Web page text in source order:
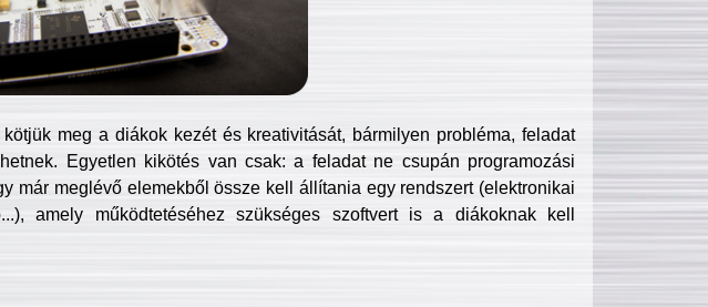
meg a diákok kezét és kreativitását, bármilyen probléma, feladat
Egyetlen kikötés van csak: a feladat ne csupán programozási
már meglévő elemekből össze kell állítania egy rendszert (elektronikai
amely működtetéséhez szükséges szoftvert is a diákoknak kell